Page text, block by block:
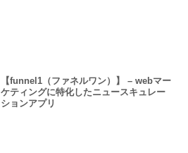
【funnel1（ファネルワン）】 – webマー
ケティングに特化したニュースキュレー
ションアプリ